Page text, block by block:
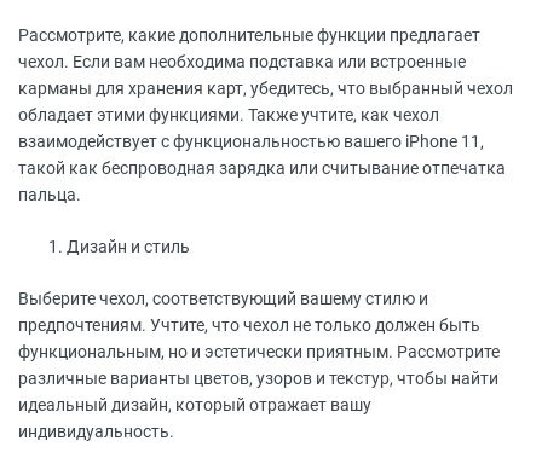
Рассмотрите, какие дополнительные функции предлагает
чехол. Если вам необходима подставка или встроенные
карманы для хранения карт, убедитесь, что выбранный чехол
обладает этими функциями. Также учтите, как чехол
взаимодействует с функциональностью вашего iPhone 11,
такой как беспроводная зарядка или считывание отпечатка
пальца.
Дизайн и стиль
Выберите чехол, соответствующий вашему стилю и
предпочтениям. Учтите, что чехол не только должен быть
функциональным, но и эстетически приятным. Рассмотрите
различные варианты цветов, узоров и текстур, чтобы найти
идеальный дизайн, который отражает вашу
индивидуальность.